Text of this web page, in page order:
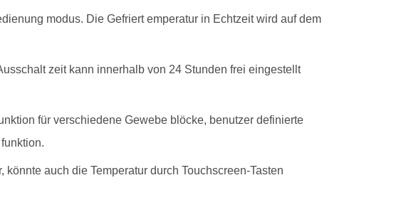
modus. Die Gefriert emperatur in Echtzeit wird auf dem
zeit kann innerhalb von 24 Stunden frei eingestellt
für verschiedene Gewebe blöcke, benutzer definierte
auch die Temperatur durch Touchscreen-Tasten